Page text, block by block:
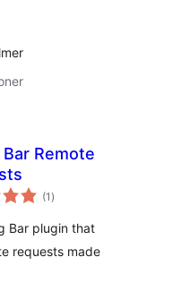
Remote
(1 totale
bedømmelser
)
Bar plugin that
requests made